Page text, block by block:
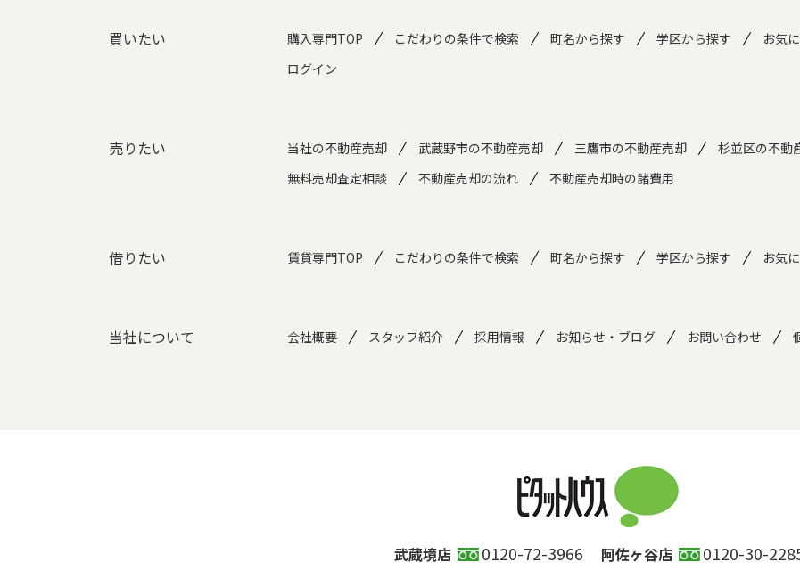
買いたい 購入専門TOP こだわりの条件で検索 町名から探す 学区から探す お気
ログイン
売りたい 当社の不動産売却 武蔵野市の不動産売却 三鷹市の不動産売却 杉並区の不動
無料売却査定相談
不動産売却の流れ 不動産売却時の諸費用
借りたい 賃貸専門TOP こだわりの条件で検索 町名から探す 学区から探す お気
当社について 会社概要 スタッフ紹介 採用情報 お知らせ・ブログ お問い合わせ
武蔵境店 0120-72-3966 阿佐ヶ谷店 0120-30-